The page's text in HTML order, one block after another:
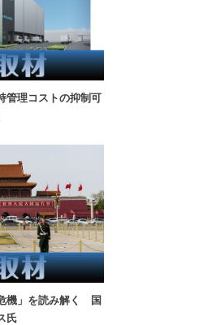
管理コストの抑制可
機」を読み解く 国
氏